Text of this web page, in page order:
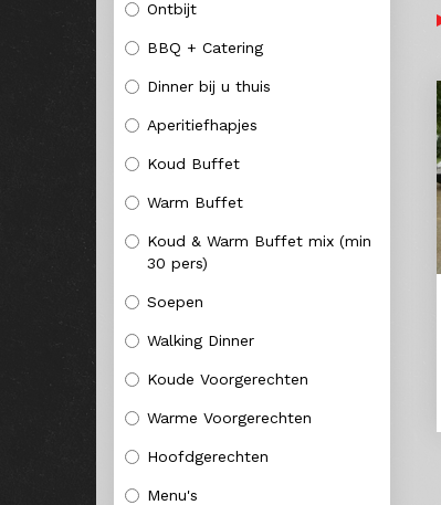
Ontbijt
BBQ + Catering
Dinner bij u thuis
Aperitiefhapjes
Koud Buffet
Warm Buffet
Koud & Warm Buffet mix (min
30 pers)
Soepen
Walking Dinner
Koude Voorgerechten
Warme Voorgerechten
Hoofdgerechten
Menu's